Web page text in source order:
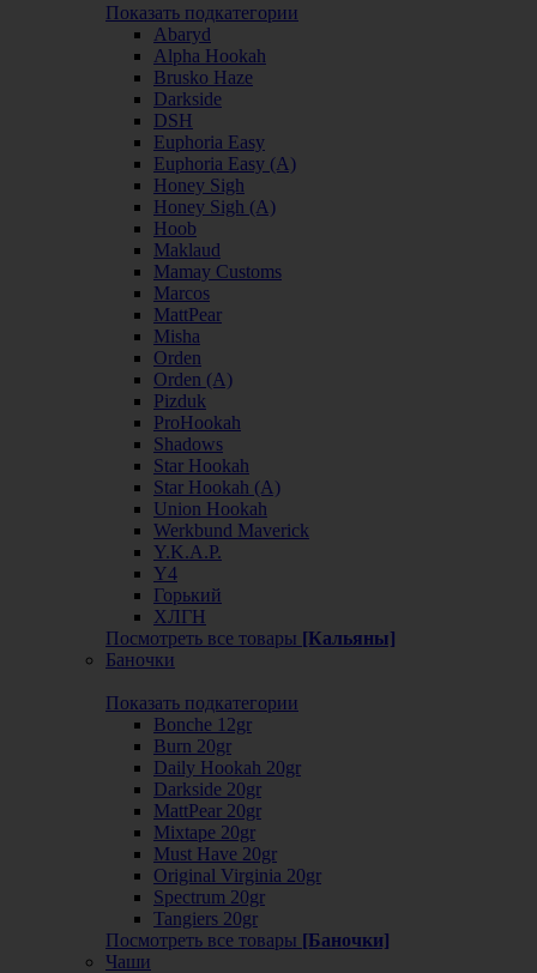
Показать подкатегории
Abaryd
Alpha Hookah
Brusko Haze
Darkside
DSH
Euphoria Easy
Euphoria Easy (А)
Honey Sigh
Honey Sigh (А)
Hoob
Maklaud
Mamay Customs
Marcos
MattPear
Misha
Orden
Orden (А)
Pizduk
ProHookah
Shadows
Star Hookah
Star Hookah (А)
Union Hookah
Werkbund Maverick
Y.K.A.P.
Y4
Горький
ХЛГН
Посмотреть все товары [Кальяны]
Баночки
Показать подкатегории
Bonche 12gr
Burn 20gr
Daily Hookah 20gr
Darkside 20gr
MattPear 20gr
Mixtape 20gr
Must Have 20gr
Original Virginia 20gr
Spectrum 20gr
Tangiers 20gr
Посмотреть все товары [Баночки]
Чаши